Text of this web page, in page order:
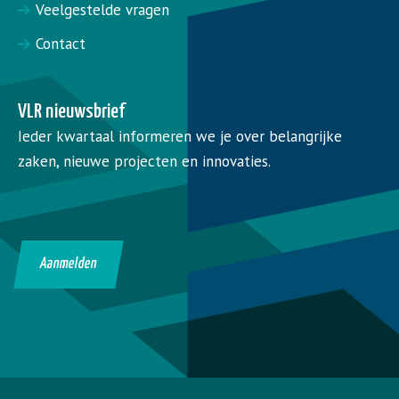
Veelgestelde vragen
Contact
VLR nieuwsbrief
Ieder kwartaal informeren we je over belangrijke
zaken, nieuwe projecten en innovaties.
Aanmelden